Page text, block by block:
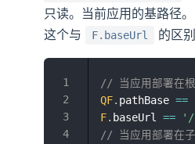
只读。当前应用的基路径。
这个与
F.baseUrl 的区
// 当应用部署在根
QF. pathBase ==
F. baseUrl ==
// 当应用部署在